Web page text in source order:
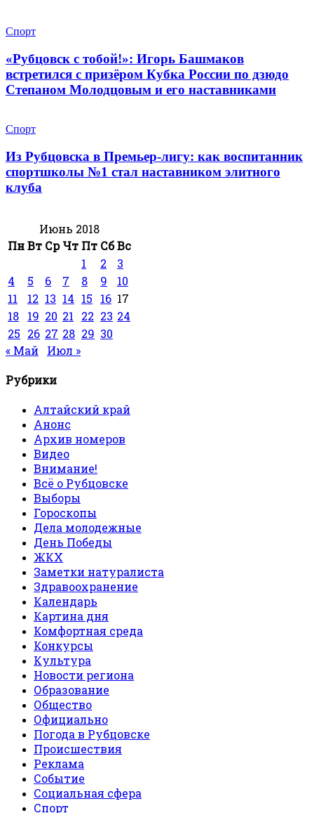
Спорт
«Рубцовск с тобой!»: Игорь Башмаков
встретился с призёром Кубка России по дзюдо
Степаном Молодцовым и его наставниками
Спорт
Из Рубцовска в Премьер-лигу: как воспитанник
спортшколы №1 стал наставником элитного
клуба
Июнь 2018
ПнВт Ср Чт Пт СбВс
1
2
3
4
5 6 7 8 9
10
11
12 13 14 15 16 17
18
19 20 21 22 23 24
25 26 27 28 29 30
« Май
Июл »
Рубрики
Алтайский край
Анонс
Архив номеров
Видео
Внимание!
Всё о Рубцовске
Выборы
Гороскопы
Дела молодежные
День Победы
ЖКХ
Заметки натуралиста
Здравоохранение
Календарь
Картина дня
Комфортная среда
Конкурсы
Культура
Новости региона
Образование
Общество
Официально
Погода в Рубцовске
Происшествия
Реклама
Событие
Социальная сфера
Спорт